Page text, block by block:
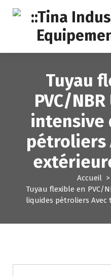
Tuyau
PVC/
intensive
pétroliers
Accueil>
Tuyau flexible en PVC/
liquides pétroliers Avec